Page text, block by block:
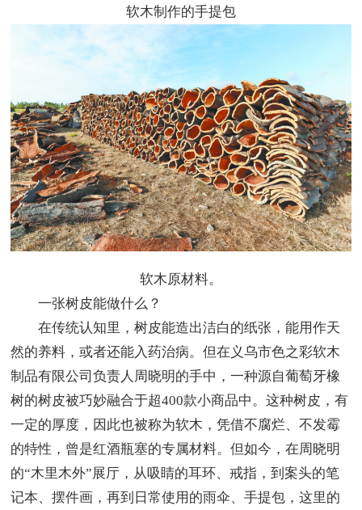
软木制作的手提包
软木原材料。
一张树皮能做什么？
在传统认知里，树皮能造出洁白的纸张，能用作天
然的养料，或者还能入药治病。但在义乌市色之彩软木
制品有限公司负责人周晓明的手中，一种源自葡萄牙橡
树的树皮被巧妙融合于超400款小商品中。这种树皮，有
一定的厚度，因此也被称为软木，凭借不腐烂、不发霉
的特性，曾是红酒瓶塞的专属材料。但如今，在周晓明
的“木里木外”展厅，从吸睛的耳环、戒指，到案头的笔
记本、摆件画，再到日常使用的雨伞、手提包，这里的